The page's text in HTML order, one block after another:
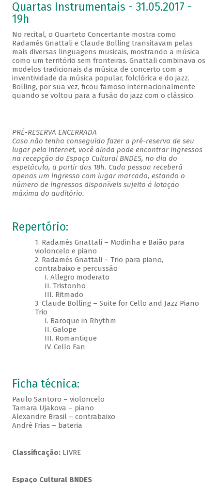
Quartas Instrumentais - 31.05.2017 -
19h
No recital, o Quarteto Concertante mostra como
Radamés Gnattali e Claude Bolling transitavam pelas
mais diversas linguagens musicais, mostrando a música
como um território sem fronteiras. Gnattali combinava os
modelos tradicionais da música de concerto com a
inventividade da música popular, folclórica e do jazz.
Bolling, por sua vez, ficou famoso internacionalmente
quando se voltou para a fusão do jazz com o clássico.
PRÉ-RESERVA ENCERRADA
Caso não tenha conseguido fazer a pré-reserva de seu
lugar pela internet, você ainda pode encontrar ingressos
na recepção do Espaço Cultural BNDES, no dia do
espetáculo, a partir das 18h. Cada pessoa receberá
apenas um ingresso com lugar marcado, estando o
número de ingressos disponíveis sujeito à lotação
máxima do auditório.
Repertório:
1. Radamés Gnattali – Modinha e Baião para
violoncelo e piano
2. Radamés Gnattali – Trio para piano,
contrabaixo e percussão
I. Allegro moderato
II. Tristonho
III. Ritmado
3. Claude Bolling – Suite for Cello and Jazz Piano
Trio
I. Baroque in Rhythm
II. Galope
III. Romantique
IV. Cello Fan
Ficha técnica:
Paulo Santoro – violoncelo
Tamara Ujakova – piano
Alexandre Brasil – contrabaixo
André Frias – bateria
Classificação:LIVRE
Espaço Cultural BNDES